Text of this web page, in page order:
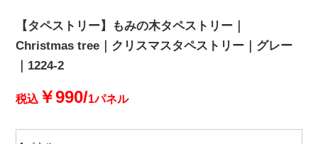
【タペストリー】もみの木タペストリー｜
Christmas tree｜クリスマスタペストリー｜グレー
｜1224-2
税込 ￥990/1パネル